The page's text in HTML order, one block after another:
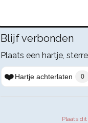
Blijf verbonden
Plaats een hartje,
❤️Hartje achterlaten 0
Plaats